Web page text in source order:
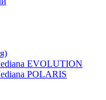
EVOLUTION
POLARIS